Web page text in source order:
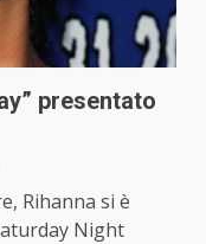
presentato
Rihanna si è
Night